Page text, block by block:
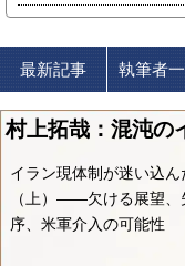
最新記事 執筆者
村上拓哉：混沌の
イラン現体制が迷い込ん
（上）――欠ける展望、
序、米軍介入の可能性